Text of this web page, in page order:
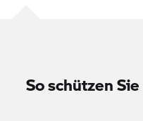
Wie können Sie sich
So schützen